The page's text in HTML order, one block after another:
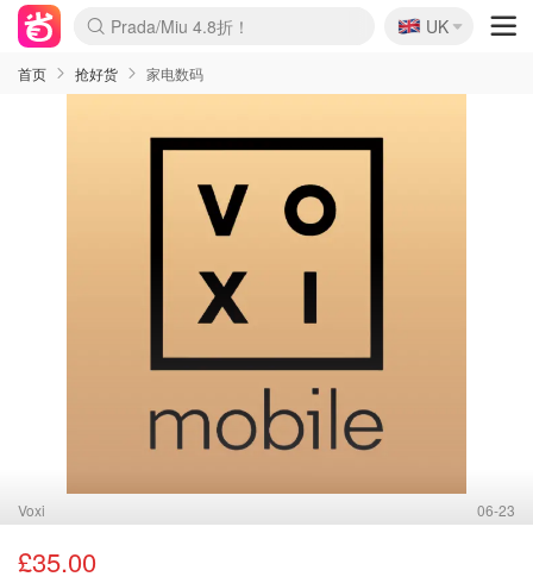
麦卢卡蜂蜜夏促！个位数！
Prada/Miu 4.8折！
啥？必胜客披萨5折！
🇬🇧
UK
首页 抢好货 家电数码
Voxi 06-23
£35.00